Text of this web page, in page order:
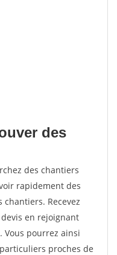
des
des chantiers
rapidement des
Recevez
en rejoignant
Vous pourrez ainsi
proches de